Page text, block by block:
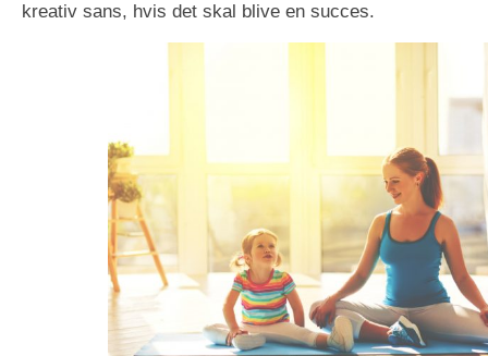
kreativ sans, hvis det skal blive en succes.